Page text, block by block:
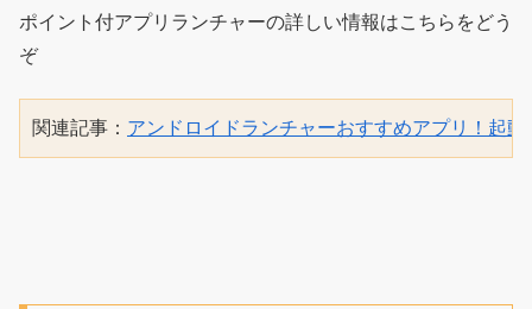
ポイント付アプリランチャーの詳しい情報はこちらをどう
ぞ
関連記事： アンドロイドランチャーおすすめアプリ！起